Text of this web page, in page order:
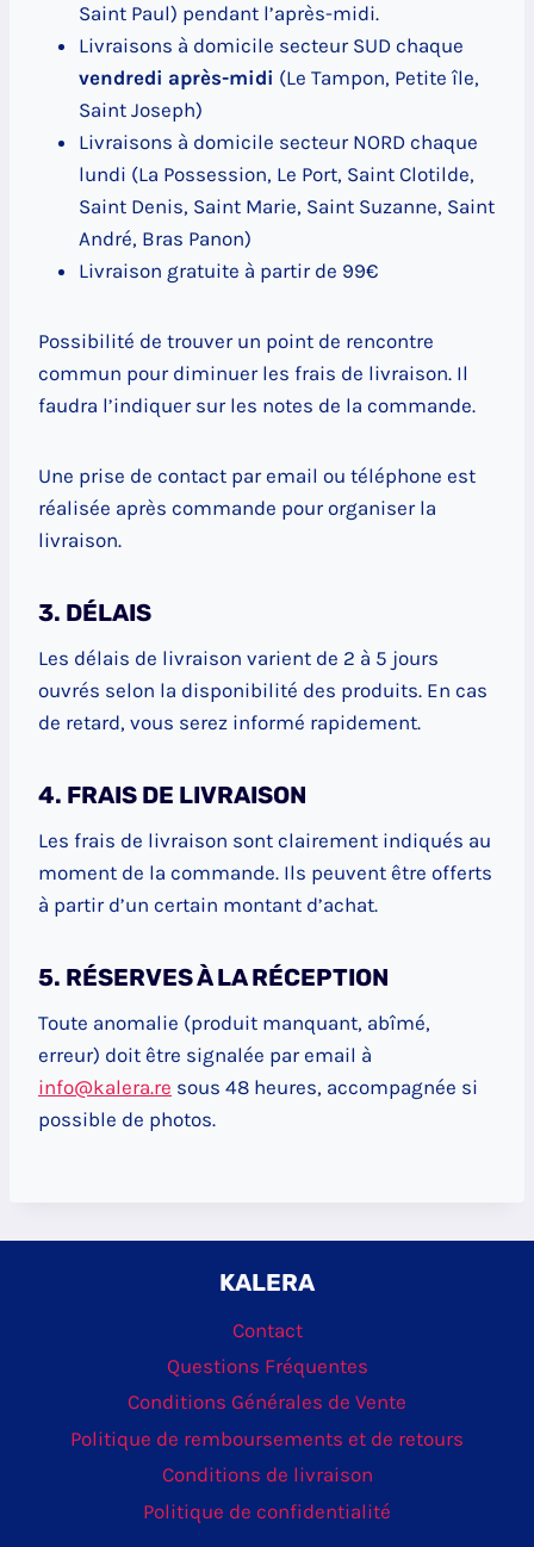
Saint Paul) pendant l’après-midi.
Livraisons à domicile secteur SUD chaque
vendredi après-midi (Le Tampon, Petite île,
Saint Joseph)
Livraisons à domicile secteur NORD chaque
lundi (La Possession, Le Port, Saint Clotilde,
Saint Denis, Saint Marie, Saint Suzanne, Saint
André, Bras Panon)
Livraison gratuite à partir de 99€
Possibilité de trouver un point de rencontre
commun pour diminuer les frais de livraison. Il
faudra l’indiquer sur les notes de la commande.
Une prise de contact par email ou téléphone est
réalisée après commande pour organiser la
livraison.
3. DÉLAIS
Les délais de livraison varient de 2 à 5 jours
ouvrés selon la disponibilité des produits. En cas
de retard, vous serez informé rapidement.
4. FRAIS DE LIVRAISON
Les frais de livraison sont clairement indiqués au
moment de la commande. Ils peuvent être offerts
à partir d’un certain montant d’achat.
5. RÉSERVES À LA RÉCEPTION
Toute anomalie (produit manquant, abîmé,
erreur) doit être signalée par email à
info@kalera.re sous 48 heures, accompagnée si
possible de photos.
KALERA
Contact
Questions Fréquentes
Conditions Générales de Vente
Politique de remboursements et de retours
Conditions de livraison
Politique de confidentialité